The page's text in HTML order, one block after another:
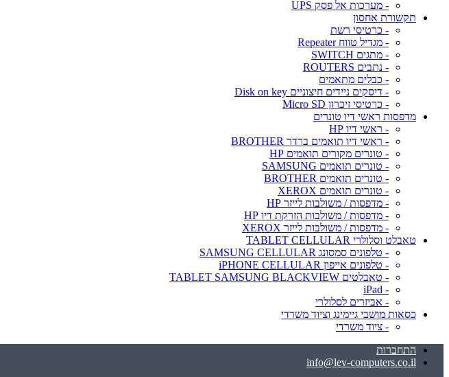
- מערכות אל פסק UPS
תקשורת אחסון
- כרטיסי רשת
- מגדיל טווח Repeater
- מתגים SWITCH
- נתבים ROUTERS
- כבלים מתאמים
- דיסקים ניידים חיצוניים Disk on key
- כרטיסי זיכרון Micro SD
מדפסות ראשי דיו טונרים
- ראשי דיו HP
- ראשי דיו תואמים ברדר BROTHER
- טונרים מקורים תואמים HP
- טונרים תואמים SAMSUNG
- טונרים תואמים BROTHER
- טונרים תואמים XEROX
- מדפסות / משולבות לייזר HP
- מדפסות / משולבות הזרקת דיו HP
- מדפסות / משולבות לייזר XEROX
טאבלט וסלולרי TABLET CELLULAR
- טלפונים סמסונג SAMSUNG CELLULAR
- טלפונים אייפון iPHONE CELLULAR
- טאבלטים TABLET SAMSUNG BLACKVIEW
- iPad
- אביזרים לסלולרי
כסאות מושבי גיימינג וציוד משרדי
- ציוד משרדי
התחברות
info@lev-computers.co.il